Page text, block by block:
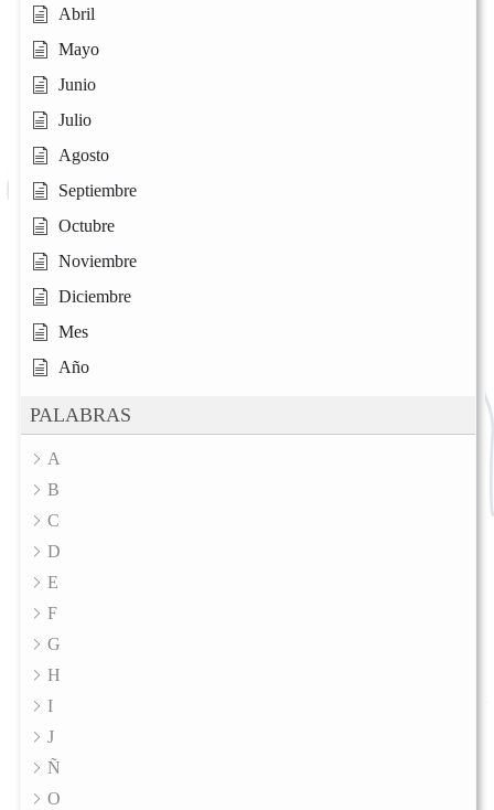
Abril
Mayo
Junio
Julio
Agosto
Septiembre
Octubre
Noviembre
Diciembre
Mes
Año
PALABRAS
A
B
C
D
E
F
G
H
I
J
Ñ
O